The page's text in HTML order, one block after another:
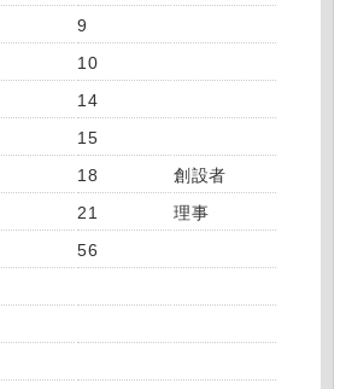
9
10
14
15
18
創設者
21
理事
56